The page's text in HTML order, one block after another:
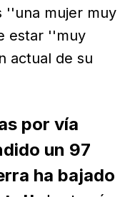
''una mujer muy
estar ''muy
actual de su
por vía
un 97
ha bajado